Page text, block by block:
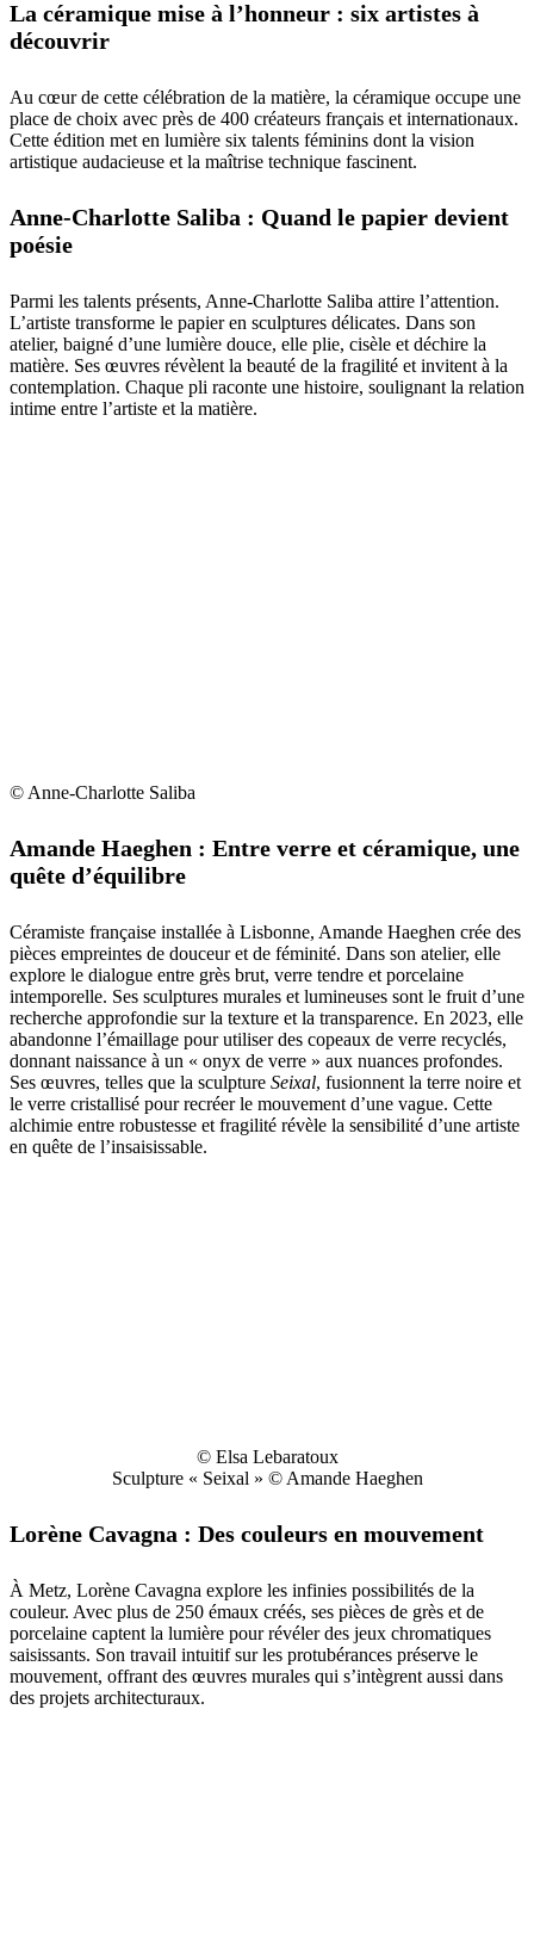
La céramique mise à l’honneur : six artistes à
découvrir
Au cœur de cette célébration de la matière, la céramique occupe une
place de choix avec près de 400 créateurs français et internationaux.
Cette édition met en lumière six talents féminins dont la vision
artistique audacieuse et la maîtrise technique fascinent.
Anne-Charlotte Saliba : Quand le papier devient
poésie
Parmi les talents présents, Anne-Charlotte Saliba attire l’attention.
L’artiste transforme le papier en sculptures délicates. Dans son
atelier, baigné d’une lumière douce, elle plie, cisèle et déchire la
matière. Ses œuvres révèlent la beauté de la fragilité et invitent à la
contemplation. Chaque pli raconte une histoire, soulignant la relation
intime entre l’artiste et la matière.
© Anne-Charlotte Saliba
Amande Haeghen : Entre verre et céramique, une
quête d’équilibre
Céramiste française installée à Lisbonne, Amande Haeghen crée des
pièces empreintes de douceur et de féminité. Dans son atelier, elle
explore le dialogue entre grès brut, verre tendre et porcelaine
intemporelle. Ses sculptures murales et lumineuses sont le fruit d’une
recherche approfondie sur la texture et la transparence. En 2023, elle
abandonne l’émaillage pour utiliser des copeaux de verre recyclés,
donnant naissance à un « onyx de verre » aux nuances profondes.
Ses œuvres, telles que la sculpture Seixal, fusionnent la terre noire et
le verre cristallisé pour recréer le mouvement d’une vague. Cette
alchimie entre robustesse et fragilité révèle la sensibilité d’une artiste
en quête de l’insaisissable.
© Elsa Lebaratoux
Sculpture « Seixal » © Amande Haeghen
Lorène Cavagna : Des couleurs en mouvement
À Metz, Lorène Cavagna explore les infinies possibilités de la
couleur. Avec plus de 250 émaux créés, ses pièces de grès et de
porcelaine captent la lumière pour révéler des jeux chromatiques
saisissants. Son travail intuitif sur les protubérances préserve le
mouvement, offrant des œuvres murales qui s’intègrent aussi dans
des projets architecturaux.